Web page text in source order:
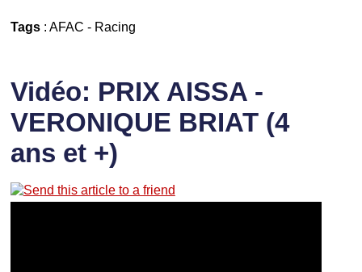
Tags: AFAC - Racing
Vidéo: PRIX AISSA -
VERONIQUE BRIAT (4
ans et +)